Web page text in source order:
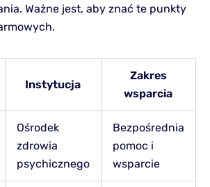
Ważne jest, aby znać te punkty
Instytucja
Zakres
wsparcia
Ośrodek
zdrowia
psychicznego
Bezpośrednia
pomoc i
wsparcie